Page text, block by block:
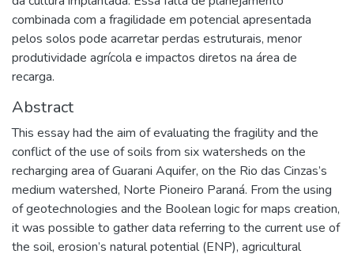
combinada com a fragilidade em potencial apresentada
pelos solos pode acarretar perdas estruturais, menor
produtividade agrícola e impactos diretos na área de
recarga.
Abstract
This essay had the aim of evaluating the fragility and the
conflict of the use of soils from six watersheds on the
recharging area of Guarani Aquifer, on the Rio das Cinzas’s
medium watershed, Norte Pioneiro Paraná. From the using
of geotechnologies and the Boolean logic for maps creation,
it was possible to gather data referring to the current use of
the soil, erosion’s natural potential (ENP), agricultural